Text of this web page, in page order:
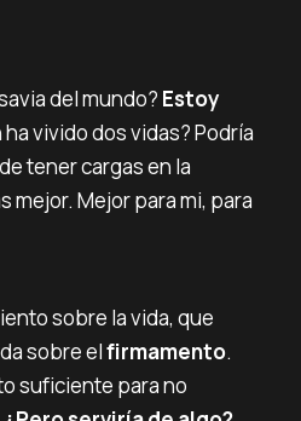
del mundo? Estoy
ha vivido dos vidas? Podría
tener cargas en la
mejor. Mejor para mi, para
sobre la vida, que
sobre elfirmamento.
suficiente para no